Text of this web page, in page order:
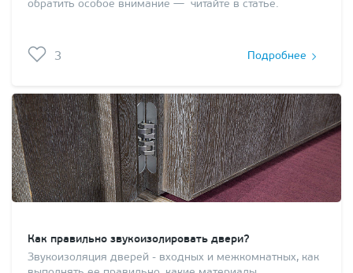
обратить особое внимание — читайте в статье.
3 Подробнее
Как правильно звукоизолировать двери?
Звукоизоляция дверей - входных и межкомнатных, как